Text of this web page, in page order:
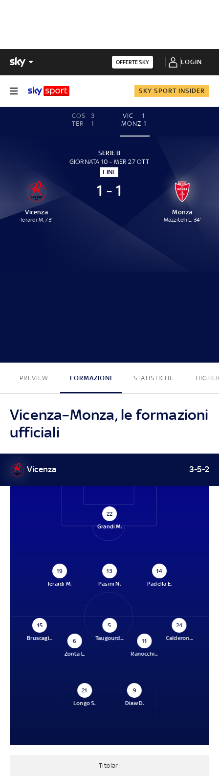
OFFERTE SKY LOGIN
SKY SPORT INSIDER
COS
3
TER
1
VIC
1
MONZ 1
SERIE B
GIORNATA 10 - MER 27 OTT
FINE
Vicenza
Ierardi M. 73'
1 - 1
Monza
Mazzitelli L. 34'
PREVIEW FORMAZIONI STATISTICHE
Vicenza–Monza, le formazioni
ufficiali
Vicenza 3-5-2
22
Grandi M.
19
Ierardi M.
13
Pasini N.
14
Padella E.
15
Bruscagi...
6
Zonta L.
5
Taugourd...
11
Ranocchi...
24
Calderon...
21
Longo S.
9
Diaw D.
Titolari